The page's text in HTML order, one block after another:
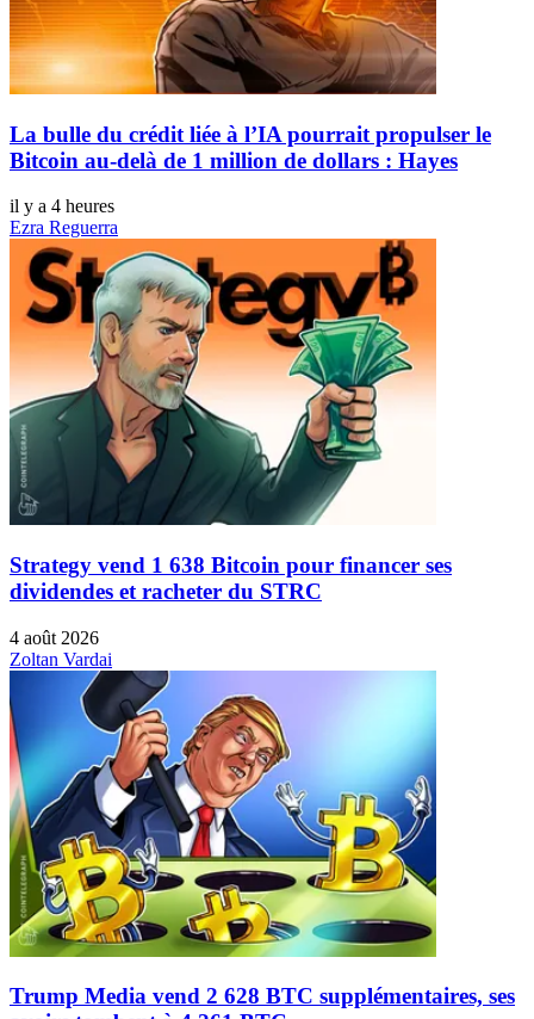
La bulle du crédit liée à l’IA pourrait propulser le
Bitcoin au-delà de 1 million de dollars : Hayes
il y a 4 heures
Ezra Reguerra
Strategy vend 1 638 Bitcoin pour financer ses
dividendes et racheter du STRC
4 août 2026
Zoltan Vardai
Trump Media vend 2 628 BTC supplémentaires, ses